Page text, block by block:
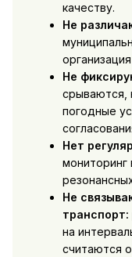
качеству.
Не
Не
срываются,
погодные
Нет
мониторинг
Не
транспорт:
на
считаются